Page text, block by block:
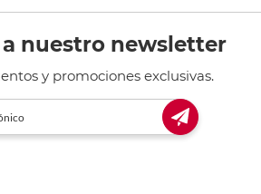
nuestro newsletter
y promociones exclusivas.